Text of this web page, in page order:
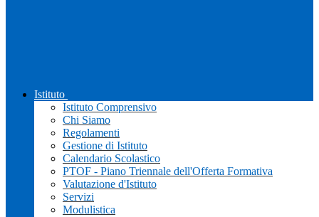
Istituto
Istituto Comprensivo
Chi Siamo
Regolamenti
Gestione di Istituto
Calendario Scolastico
PTOF - Piano Triennale dell'Offerta Formativa
Valutazione d'Istituto
Servizi
Modulistica